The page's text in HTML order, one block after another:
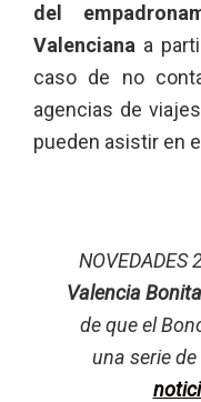
del
Valenciana a
caso de no
agencias de
pueden asistir en
Valencia Bonita
de que el
una serie